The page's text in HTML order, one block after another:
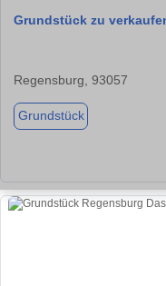
Grundstück zu
Regensburg, 93057
Grundstück